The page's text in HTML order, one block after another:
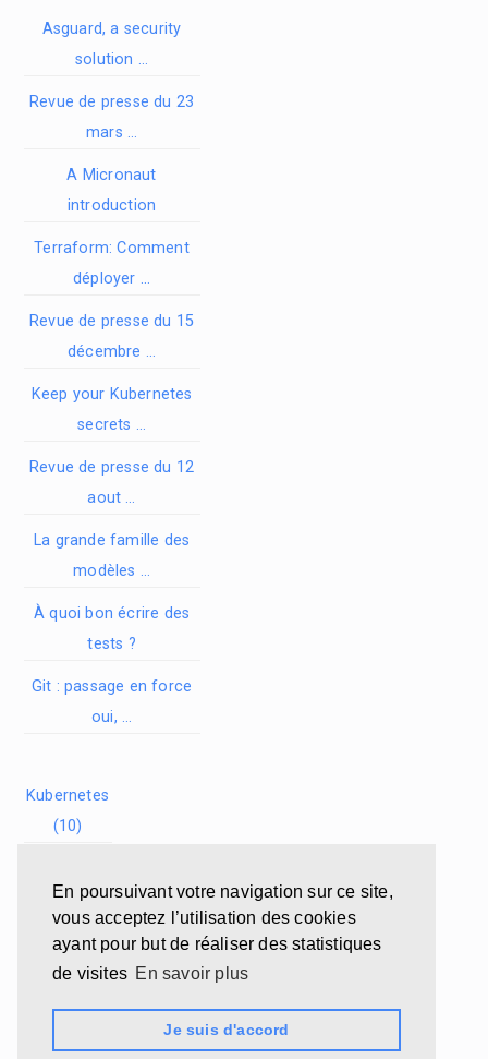
En poursuivant votre navigation sur ce site,
vous acceptez l’utilisation des cookies
ayant pour but de réaliser des statistiques
de visites En savoir plus
Je suis d'accord
Asguard, a security
solution …
Revue de presse du 23
mars …
A Micronaut
introduction
Terraform: Comment
déployer …
Revue de presse du 15
décembre …
Keep your Kubernetes
secrets …
Revue de presse du 12
aout …
La grande famille des
modèles …
À quoi bon écrire des
tests ?
Git : passage en force
oui, …
Kubernetes
(10)
presse (9)
Cloud (8)
Conférence
(5)